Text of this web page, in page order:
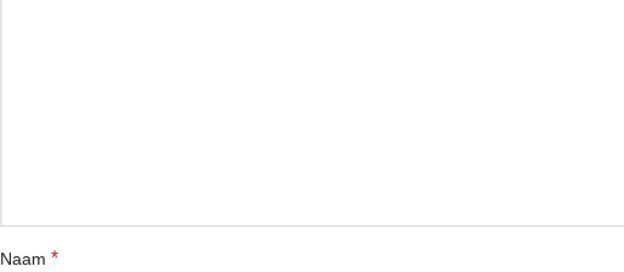
Naam *